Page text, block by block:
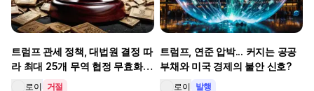
트럼프 관세 정책, 대법원 결정 따
라 최대 25개 무역 협정 무효화
위기?로이 거절
트럼프, 연준 압박... 커지는 공공
부채와 미국 경제의 불안 신호?
로이 발행